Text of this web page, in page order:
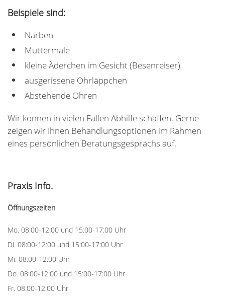
Beispiele sind:
Narben
Muttermale
kleine Äderchen im Gesicht (Besenreiser)
ausgerissene Ohrläppchen
Abstehende Ohren
Wir können in vielen Fällen Abhilfe schaffen. Gerne
zeigen wir Ihnen Behandlungsoptionen im Rahmen
eines persönlichen Beratungsgesprächs auf.
Praxis Info.
Öffnungszeiten
Mo. 08:00-12:00 und 15:00-17:00 Uhr
Di. 08:00-12:00 und 15:00-17:00 Uhr
Mi. 08:00-12:00 Uhr
Do. 08:00-12:00 und 15:00-17:00 Uhr
Fr. 08:00-12:00 Uhr